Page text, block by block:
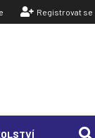
Registrovat se